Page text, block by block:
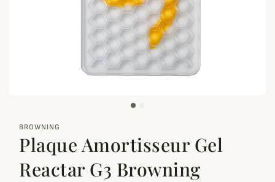
zoom_out_map
BROWNING
Plaque Amortisseur Gel
Reactar G3 Browning